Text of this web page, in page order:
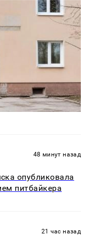
48 минут назад
опубликовала
питбайкера
21 час назад